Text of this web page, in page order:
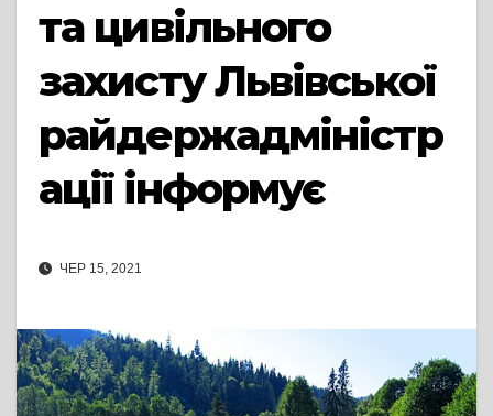
та цивільного
захисту Львівської
райдержадміністр
ації інформує
ЧЕР 15, 2021